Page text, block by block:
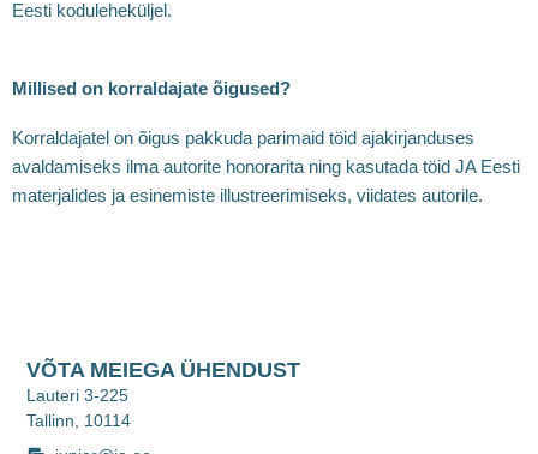
Eesti koduleheküljel.
Millised on korraldajate õigused?
Korraldajatel on õigus pakkuda parimaid töid ajakirjanduses
avaldamiseks ilma autorite honorarita ning kasutada töid JA Eesti
materjalides ja esinemiste illustreerimiseks, viidates autorile.
VÕTA MEIEGA ÜHENDUST
Lauteri 3-225
Tallinn, 10114